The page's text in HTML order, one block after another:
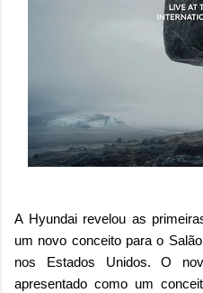
A Hyundai revelou as
um novo conceito para o
nos Estados Unidos. O
apresentado como um